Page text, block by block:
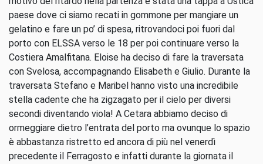
paese dove ci siamo recati in gommone per mangiare un
gelatino e fare un po’ di spesa, ritrovandoci poi fuori dal
porto con ELSSA verso le 18 per poi continuare verso la
Costiera Amalfitana. Eloise ha deciso di fare la traversata
con Svelosa, accompagnando Elisabeth e Giulio. Durante la
traversata Stefano e Maribel hanno visto una incredibile
stella cadente che ha zigzagato per il cielo per diversi
secondi diventando viola! A Cetara abbiamo deciso di
ormeggiare dietro l’entrata del porto ma ovunque lo spazio
è abbastanza ristretto ed ancora di più nel venerdì
precedente il Ferragosto e infatti durante la giornata il